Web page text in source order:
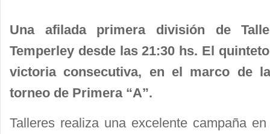
Una afilada primera división de
Temperley desde las 21:30 hs. El
victoria consecutiva, en el marco de
torneo de Primera “A”.
Talleres realiza una excelente campaña